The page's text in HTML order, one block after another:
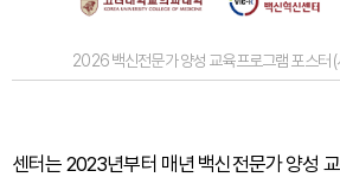
2026 백신전문가 양성 교육프로그램 포스터
센터는 2023년부터 매년 백신전문가 양성